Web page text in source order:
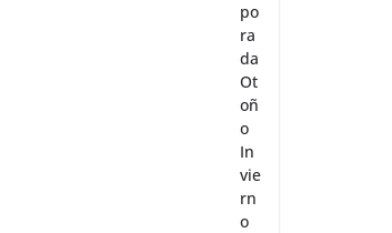
po
ra
da
Ot
oñ
o
In
vie
rn
o